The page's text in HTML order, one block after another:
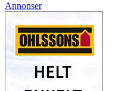
Annonser